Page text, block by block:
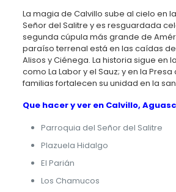
La magia de Calvillo sube al cielo en
Señor del Salitre y es resguardada
segunda cúpula más grande de
paraíso terrenal está en las caídas
Alisos y Ciénega. La historia sigue en
como La Labor y el Sauz; y en la
familias fortalecen su unidad en la
Que hacer y ver en Calvillo,
Parroquia del Señor del Salitre
Plazuela Hidalgo
El Parián
Los Chamucos